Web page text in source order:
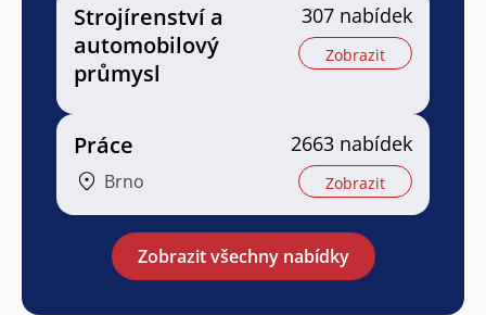
Strojírenství a
automobilový
průmysl
307 nabídek
Zobrazit
Práce
Brno
2663 nabídek
Zobrazit
Zobrazit všechny nabídky